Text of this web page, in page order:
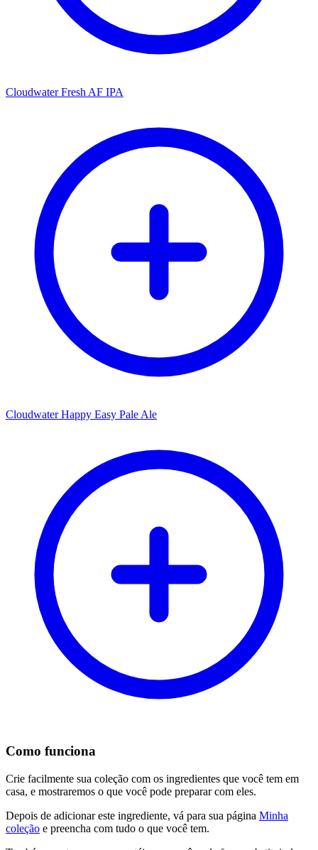
Cloudwater Fresh AF IPA
Cloudwater Happy Easy Pale Ale
Como funciona
Crie facilmente sua coleção com os ingredientes que você tem em
casa, e mostraremos o que você pode preparar com eles.
Depois de adicionar este ingrediente, vá para sua página Minha
coleção e preencha com tudo o que você tem.